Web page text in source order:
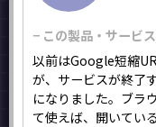
− この製品・サービ
以前はGoogle短縮
が、サービスが終了
になりました。ブラ
て使えば、開いてい